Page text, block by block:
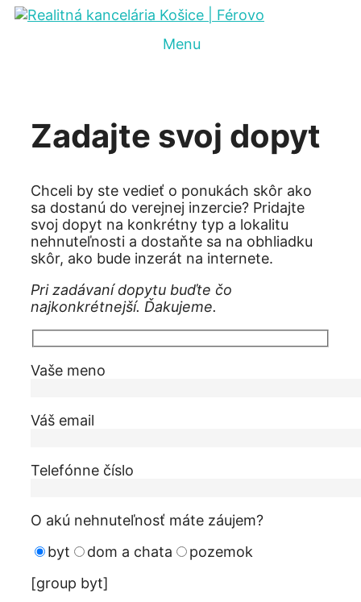
Preskočiť
Menu
Zadajte svoj dopyt
Chceli by ste vedieť o ponukách skôr ako
sa dostanú do verejnej inzercie? Pridajte
svoj dopyt na konkrétny typ a lokalitu
nehnuteľnosti a dostaňte sa na obhliadku
skôr, ako bude inzerát na internete.
Pri zadávaní dopytu buďte čo
najkonkrétnejší. Ďakujeme.
Vaše meno
Váš email
Telefónne číslo
O akú nehnuteľnosť máte záujem?
byt
dom a chata
pozemok
[group byt]